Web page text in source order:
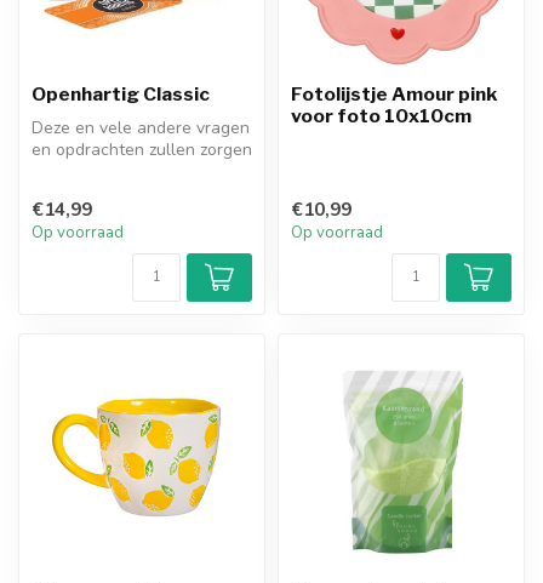
Openhartig Classic
Deze en vele andere vragen
en opdrachten zullen zorgen
€14,99
Op voorraad
Fotolijstje Amour pink
voor foto 10x10cm
€10,99
Op voorraad